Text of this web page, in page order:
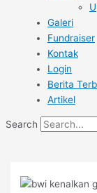
Galeri
Fundraiser
Kontak
Login
Berita
Artikel
Search